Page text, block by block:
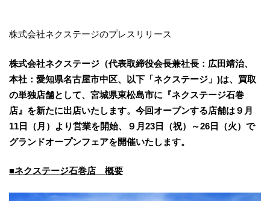
株式会社ネクステージのプレスリリース
株式会社ネクステージ（代表取締役会長兼社長：広田靖治、
本社：愛知県名古屋市中区、以下「ネクステージ」)は、買取
の単独店舗として、宮城県東松島市に『ネクステージ石巻
店』を新たに出店いたします。今回オープンする店舗は９月
11日（月）より営業を開始、９月23日（祝）～26日（火）で
グランドオープンフェアを開催いたします。
■ネクステージ石巻店 概要